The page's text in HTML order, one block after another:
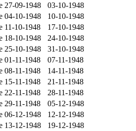
27-09-1948
03-10-1948
04-10-1948
10-10-1948
11-10-1948
17-10-1948
18-10-1948
24-10-1948
25-10-1948
31-10-1948
01-11-1948
07-11-1948
08-11-1948
14-11-1948
15-11-1948
21-11-1948
22-11-1948
28-11-1948
29-11-1948
05-12-1948
06-12-1948
12-12-1948
13-12-1948
19-12-1948